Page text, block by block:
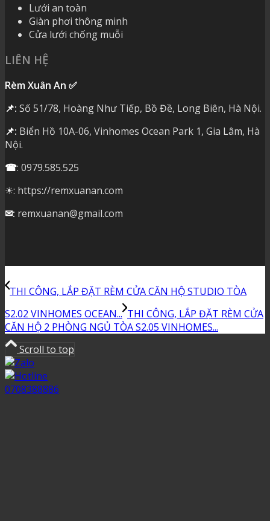
Lưới an toàn
Giàn phơi thông minh
Cửa lưới chống muỗi
LIÊN HỆ
Rèm Xuân An ✅
📌: Số 51/78, Hoàng Như Tiếp, Bồ Đề, Long Biên, Hà Nội.
📌: Biển Hồ 10A-06, Vinhomes Ocean Park 1, Gia Lâm, Hà
Nội.
☎: 0979.585.525
☀: https://remxuanan.com
✉: remxuanan@gmail.com
THI CÔNG, LẮP ĐẶT RÈM CỬA CĂN HỘ STUDIO TÒA
S2.02 VINHOMES OCEAN... THI CÔNG, LẮP ĐẶT RÈM CỬA
CĂN HỘ 2 PHÒNG NGỦ TÒA S2.05 VINHOMES...
Scroll to top
0708388886